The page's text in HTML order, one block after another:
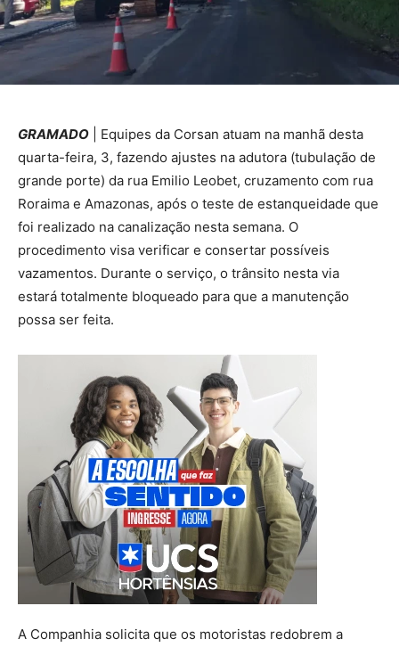
GRAMADO | Equipes da Corsan atuam na manhã desta
quarta-feira, 3, fazendo ajustes na adutora (tubulação de
grande porte) da rua Emilio Leobet, cruzamento com rua
Roraima e Amazonas, após o teste de estanqueidade que
foi realizado na canalização nesta semana. O
procedimento visa verificar e consertar possíveis
vazamentos. Durante o serviço, o trânsito nesta via
estará totalmente bloqueado para que a manutenção
possa ser feita.
A Companhia solicita que os motoristas redobrem a